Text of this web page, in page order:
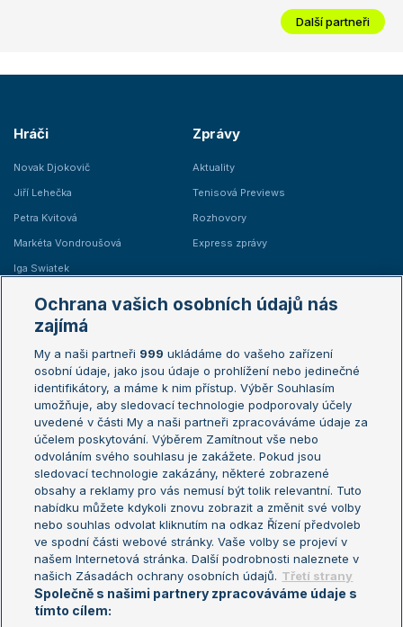
Další partneři
Hráči
Novak Djokovič
Jiří Lehečka
Petra Kvitová
Markéta Vondroušová
Iga Swiatek
Zprávy
Aktuality
Tenisová Previews
Rozhovory
Express zprávy
Žebříčky
Žebříček ATP (muži)
Žebříček WTA (ženy)
Sázkařský žebříček
Australian Open
French Open
Wimbledon
US Open
Turnaj mistrů
Turnaj mistryň
Aktualní trendy
Fotbalové přestupy
Livesport Daily
LS Prague Open
Ochrana vašich osobních údajů nás
zajímá
My a naši partneři 999 ukládáme do vašeho zařízení
osobní údaje, jako jsou údaje o prohlížení nebo jedinečné
identifikátory, a máme k nim přístup. Výběr Souhlasím
umožňuje, aby sledovací technologie podporovaly účely
uvedené v části My a naši partneři zpracováváme údaje za
účelem poskytování. Výběrem Zamítnout vše nebo
odvoláním svého souhlasu je zakážete. Pokud jsou
sledovací technologie zakázány, některé zobrazené
obsahy a reklamy pro vás nemusí být tolik relevantní. Tuto
nabídku můžete kdykoli znovu zobrazit a změnit své volby
nebo souhlas odvolat kliknutím na odkaz Řízení předvoleb
ve spodní části webové stránky. Vaše volby se projeví v
našem Internetová stránka. Další podrobnosti naleznete v
našich Zásadách ochrany osobních údajů. Třetí strany
Společně s našimi partnery zpracováváme údaje s
tímto cílem: